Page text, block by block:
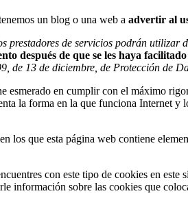
un blog o una web a advertir al
prestadores de servicios podrán utilizar
después de que se les haya
de 13 de diciembre, de Protección de
esmerado en cumplir con el máximo
la forma en la que funciona Internet
los que esta página web contiene
con este tipo de cookies en
información sobre las cookies que